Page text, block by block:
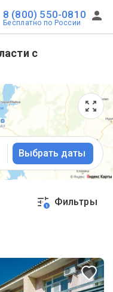
8 (800) 550-0810
Бесплатно по России
с
Выбрать даты
1 Фильтры